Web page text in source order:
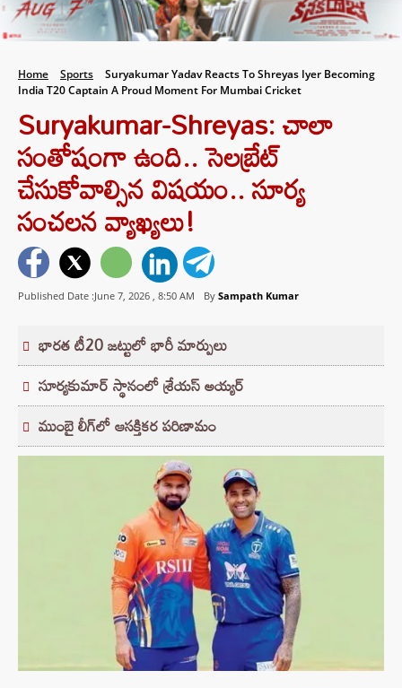
Home Sports
Suryakumar Yadav Reacts To Shreyas Iyer Becoming
India T20 Captain A Proud Moment For Mumbai Cricket
Suryakumar-Shreyas: చాలా
సంతోషంగా ఉంది.. సెలబ్రేట్
చేసుకోవాల్సిన విషయం.. సూర్య
సంచలన వ్యాఖ్యలు!
Published Date :June 7, 2026 , 8:50 AM By Sampath Kumar
భారత టీ20 జట్టులో భారీ మార్పులు
సూర్యకుమార్ స్థానంలో శ్రేయస్ అయ్యర్‌
ముంబై లీగ్‌లో ఆసక్తికర పరిణామం